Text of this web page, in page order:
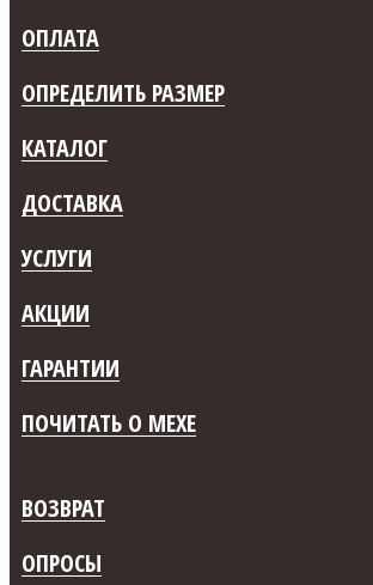
ОПЛАТА
ОПРЕДЕЛИТЬ РАЗМЕР
КАТАЛОГ
ДОСТАВКА
УСЛУГИ
АКЦИИ
ГАРАНТИИ
ПОЧИТАТЬ О МЕХЕ
ВОЗВРАТ
ОПРОСЫ